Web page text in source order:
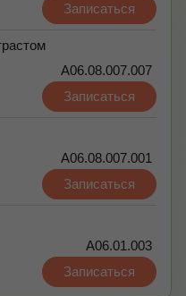
Записаться
А06.08.007.007
Записаться
А06.08.007.001
Записаться
А06.01.003
Записаться